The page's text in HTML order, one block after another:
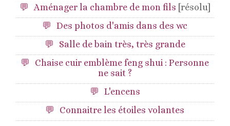
Aménager la chambre de mon fils [résolu]
Des photos d'amis dans des wc
Salle de bain très, très grande
Chaise cuir emblème feng shui : Personne
ne sait ?
L'encens
Connaitre les étoiles volantes